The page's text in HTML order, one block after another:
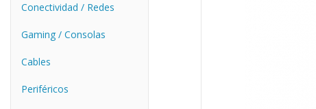
Conectividad / Redes
Gaming / Consolas
Cables
Periféricos